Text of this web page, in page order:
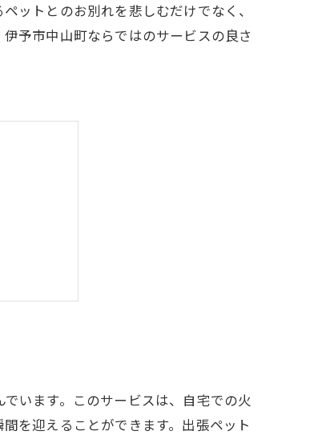
ットとのお別れを悲しむだけでなく、
予市中山町ならではのサービスの良さ
未来
います。このサービスは、自宅での火
を迎えることができます。出張ペット